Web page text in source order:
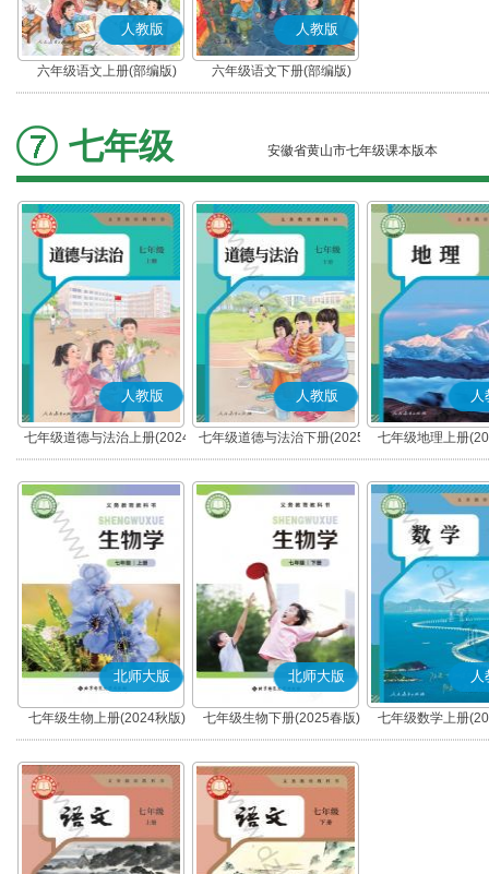
人教版
六年级语文上册(部编版)
人教版
六年级语文下册(部编版)
七年级 安徽省黄山市七年级课本版本
人教版
七年级道德与法治上册(2024
秋版)(部编版)
人教版
七年级道德与法治下册(2025
春版)(部编版)
人
七年级地理上册
北师大版
七年级生物上册(2024秋版)
北师大版
七年级生物下册(2025春版)
人
七年级数学上册